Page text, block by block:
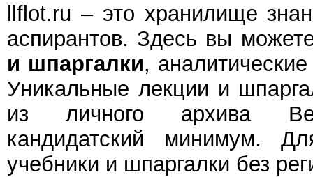
llflot.ru – это хранилище
аспирантов. Здесь вы
и шпаргалки,
Уникальные лекции и
из личного архива
кандидатский минимум.
учебники и шпаргалки без